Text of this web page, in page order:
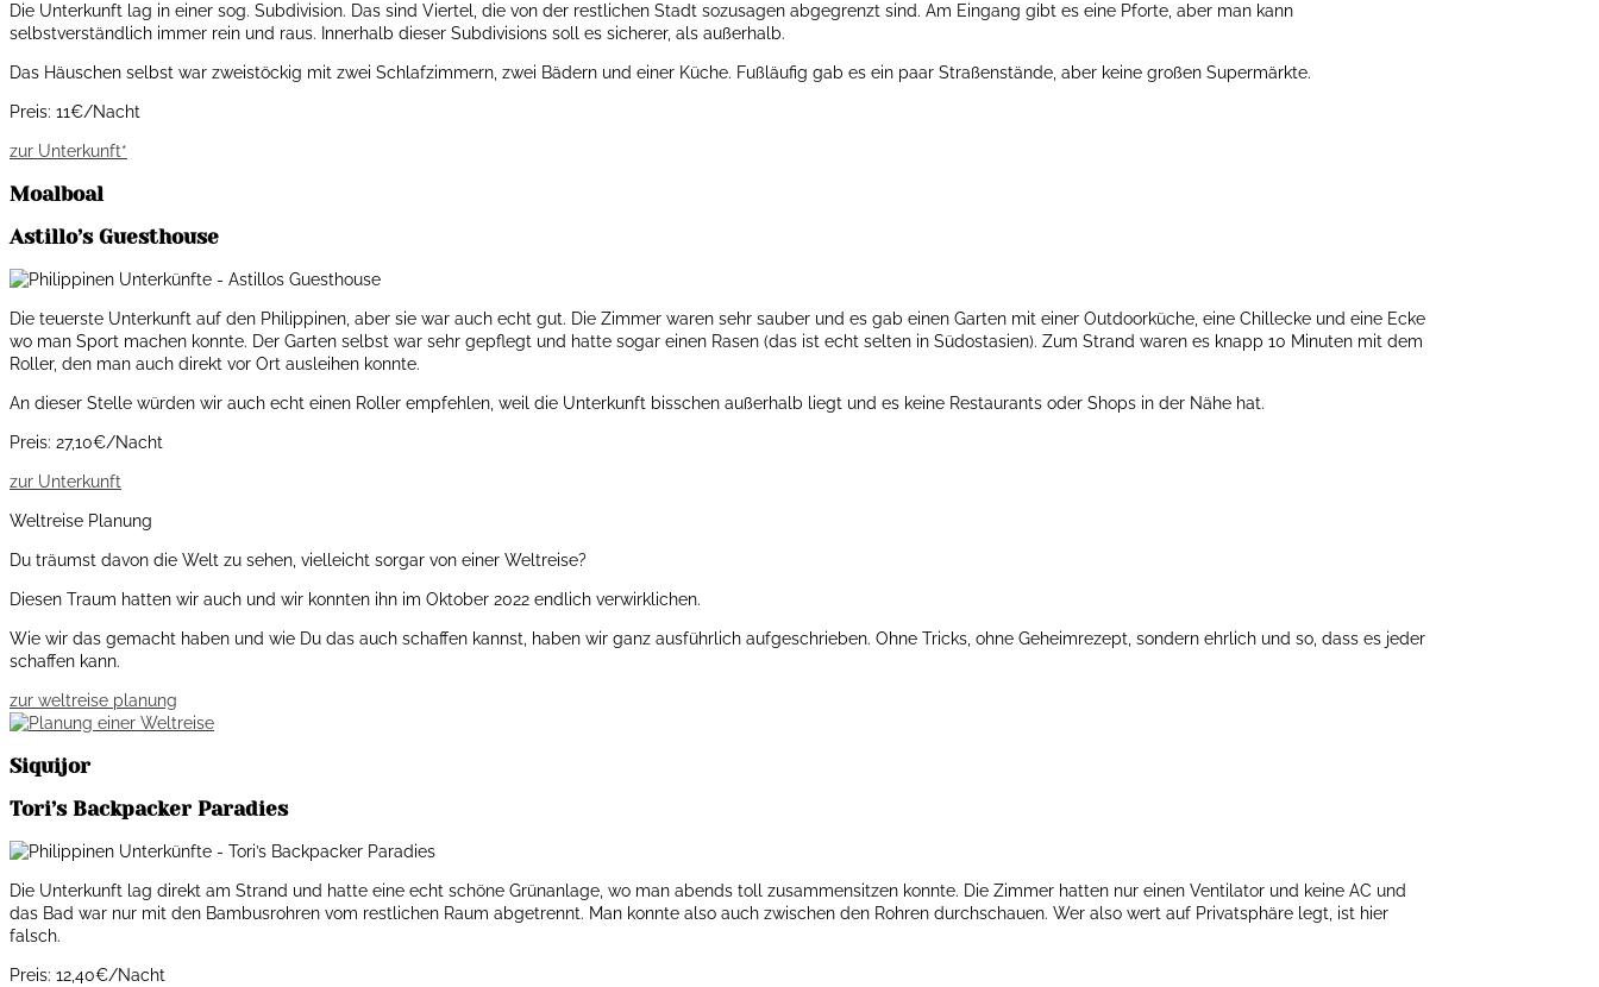
Die Unterkunft lag in einer sog. Subdivision. Das sind Viertel, die von der restlichen Stadt sozusagen abgegrenzt sind. Am Eingang gibt es eine Pforte, aber man kann
selbstverständlich immer rein und raus. Innerhalb dieser Subdivisions soll es sicherer, als außerhalb.
Das Häuschen selbst war zweistöckig mit zwei Schlafzimmern, zwei Bädern und einer Küche. Fußläufig gab es ein paar Straßenstände, aber keine großen Supermärkte.
Preis: 11€/Nacht
zur Unterkunft*
Moalboal
Astillo’s Guesthouse
Die teuerste Unterkunft auf den Philippinen, aber sie war auch echt gut. Die Zimmer waren sehr sauber und es gab einen Garten mit einer Outdoorküche, eine Chillecke und eine Ecke
wo man Sport machen konnte. Der Garten selbst war sehr gepflegt und hatte sogar einen Rasen (das ist echt selten in Südostasien). Zum Strand waren es knapp 10 Minuten mit dem
Roller, den man auch direkt vor Ort ausleihen konnte.
An dieser Stelle würden wir auch echt einen Roller empfehlen, weil die Unterkunft bisschen außerhalb liegt und es keine Restaurants oder Shops in der Nähe hat.
Preis: 27,10€/Nacht
zur Unterkunft
Weltreise Planung
Du träumst davon die Welt zu sehen, vielleicht sorgar von einer Weltreise?
Diesen Traum hatten wir auch und wir konnten ihn im Oktober 2022 endlich verwirklichen.
Wie wir das gemacht haben und wie Du das auch schaffen kannst, haben wir ganz ausführlich aufgeschrieben. Ohne Tricks, ohne Geheimrezept, sondern ehrlich und so, dass es jeder
schaffen kann.
zur weltreise planung
Siquijor
Tori’s Backpacker Paradies
Die Unterkunft lag direkt am Strand und hatte eine echt schöne Grünanlage, wo man abends toll zusammensitzen konnte. Die Zimmer hatten nur einen Ventilator und keine AC und
das Bad war nur mit den Bambusrohren vom restlichen Raum abgetrennt. Man konnte also auch zwischen den Rohren durchschauen. Wer also wert auf Privatsphäre legt, ist hier
falsch.
Preis: 12,40€/Nacht